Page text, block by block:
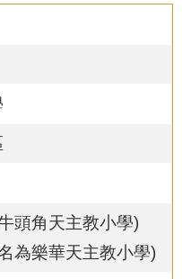
頭角天主教小學)
為樂華天主教小學)